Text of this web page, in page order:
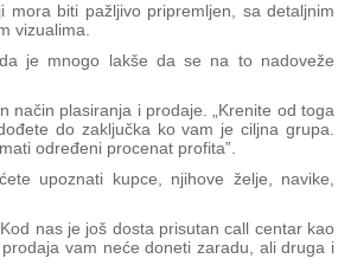
mora biti pažljivo pripremljen, sa detaljnim
vizualima.
je mnogo lakše da se na to nadoveže
način plasiranja i prodaje. „Krenite od toga
do zaključka ko vam je ciljna grupa.
određeni procenat profita”.
upoznati kupce, njihove želje, navike,
nas je još dosta prisutan call centar kao
vam neće doneti zaradu, ali druga i